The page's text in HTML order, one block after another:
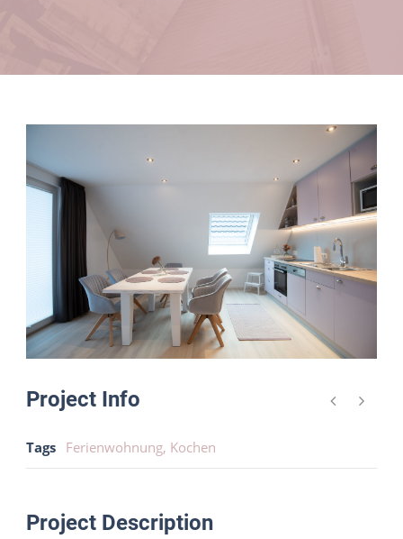
Project Info
Tags Ferienwohnung, Kochen
Project Description